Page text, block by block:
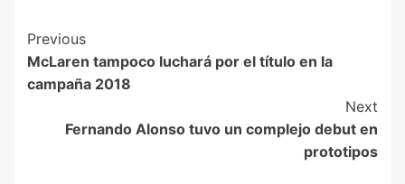
Previous
McLaren tampoco luchará por el título en la
campaña 2018
Next
Fernando Alonso tuvo un complejo debut en
prototipos